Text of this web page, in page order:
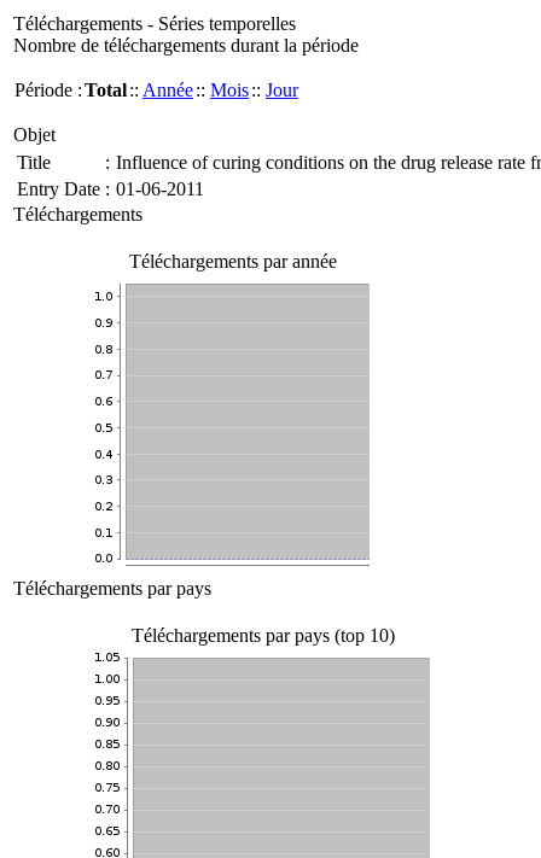
Téléchargements - Séries temporelles
Nombre de téléchargements durant la période
Période :Total:: Année:: Mois:: Jour
Objet
Title
: Influence of curing conditions on the drug release rate
Entry Date : 01-06-2011
Téléchargements
Téléchargements par année
Téléchargements par pays
Téléchargements par pays (top 10)